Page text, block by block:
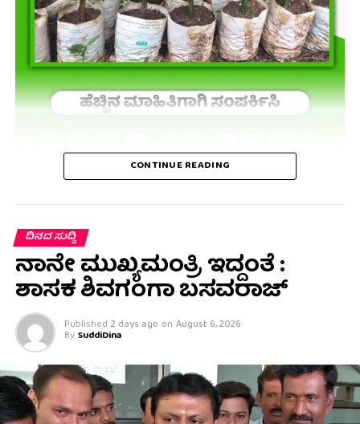
CONTINUE READING
ದಿನದ ಸುದ್ದಿ
ನಾನೇ ಮುಖ್ಯಮಂತ್ರಿ ಇದ್ದಂತೆ :
ಶಾಸಕ ಶಿವಗಂಗಾ ಬಸವರಾಜ್
Published 2 days ago on August 6, 2026
By SuddiDina